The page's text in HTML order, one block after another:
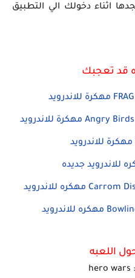
اثناء دخولك الي التطبيق
قد تعجبك
اللعبه
:
hero wars